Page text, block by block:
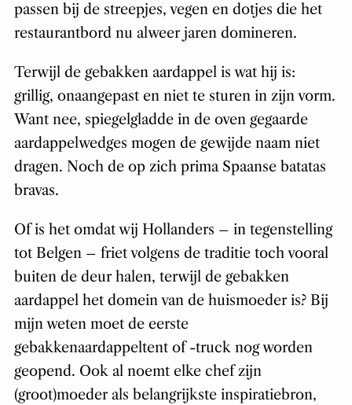
passen bij de streepjes, vegen en dotjes die het
restaurantbord nu alweer jaren domineren.
Terwijl de gebakken aardappel is wat hij is:
grillig, onaangepast en niet te sturen in zijn vorm.
Want nee, spiegelgladde in de oven gegaarde
aardappelwedges mogen de gewijde naam niet
dragen. Noch de op zich prima Spaanse batatas
bravas.
Of is het omdat wij Hollanders – in tegenstelling
tot Belgen – friet volgens de traditie toch vooral
buiten de deur halen, terwijl de gebakken
aardappel het domein van de huismoeder is? Bij
mijn weten moet de eerste
gebakkenaardappeltent of -truck nog worden
geopend. Ook al noemt elke chef zijn
(groot)moeder als belangrijkste inspiratiebron,